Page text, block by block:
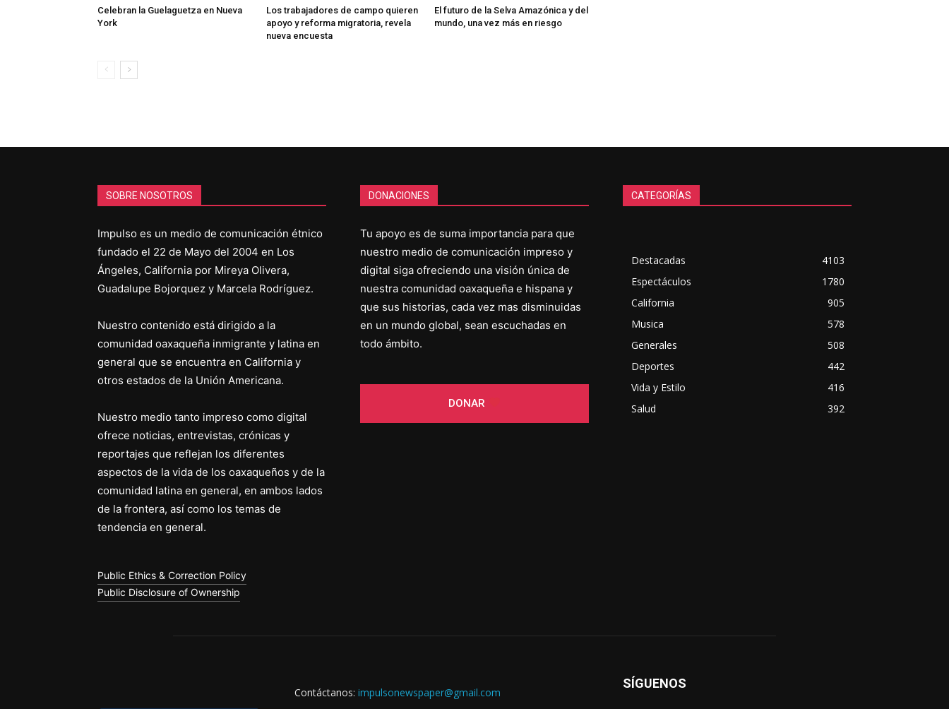
Celebran la Guelaguetza en Nueva
York
Los trabajadores de campo quieren
apoyo y reforma migratoria, revela
nueva encuesta
El futuro de la Selva Amazónica y del
mundo, una vez más en riesgo
SOBRE NOSOTROS
Impulso es un medio de comunicación étnico
fundado el 22 de Mayo del 2004 en Los
Ángeles, California por Mireya Olivera,
Guadalupe Bojorquez y Marcela Rodríguez.
Nuestro contenido está dirigido a la
comunidad oaxaqueña inmigrante y latina en
general que se encuentra en California y
otros estados de la Unión Americana.
Nuestro medio tanto impreso como digital
ofrece noticias, entrevistas, crónicas y
reportajes que reflejan los diferentes
aspectos de la vida de los oaxaqueños y de la
comunidad latina en general, en ambos lados
de la frontera, así como los temas de
tendencia en general.
Public Ethics & Correction Policy
Public Disclosure of Ownership
DONACIONES
Tu apoyo es de suma importancia para que
nuestro medio de comunicación impreso y
digital siga ofreciendo una visión única de
nuestra comunidad oaxaqueña e hispana y
que sus historias, cada vez mas disminuidas
en un mundo global, sean escuchadas en
todo ámbito.
DONAR
CATEGORÍAS
Destacadas
4103
Espectáculos
1780
California
905
Musica
578
Generales
508
Deportes
442
Vida y Estilo
416
Salud
392
Contáctanos: impulsonewspaper@gmail.com
SÍGUENOS